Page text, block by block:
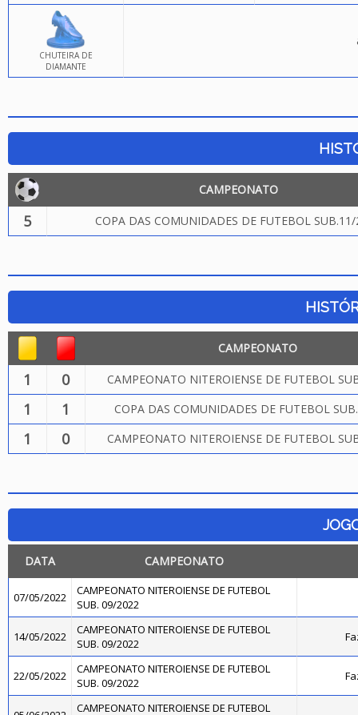
CHUTEIRA DE
DIAMANTE
CAMPEONATO
5 COPA DAS COMUNIDADES DE FUTEBOL
CAMPEONATO
1 0 CAMPEONATO NITEROIENSE DE FUTEBOL
1 1 COPA DAS COMUNIDADES DE FUTEBOL
1 0 CAMPEONATO NITEROIENSE DE FUTEBOL
DATA CAMPEONATO
07/05/2022
CAMPEONATO NITEROIENSE DE FUTEBOL
SUB. 09/2022
14/05/2022
CAMPEONATO NITEROIENSE DE FUTEBOL
SUB. 09/2022
22/05/2022
CAMPEONATO NITEROIENSE DE FUTEBOL
SUB. 09/2022
CAMPEONATO NITEROIENSE DE FUTEBOL